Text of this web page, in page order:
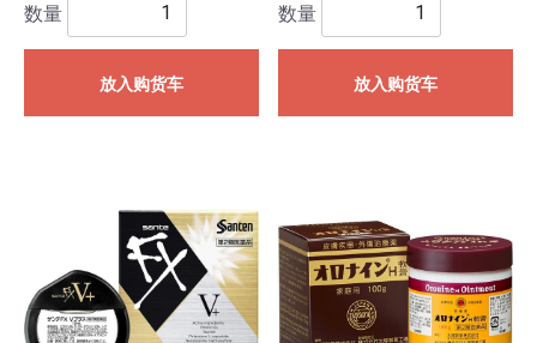
数量
放入购货车
数量
放入购货车